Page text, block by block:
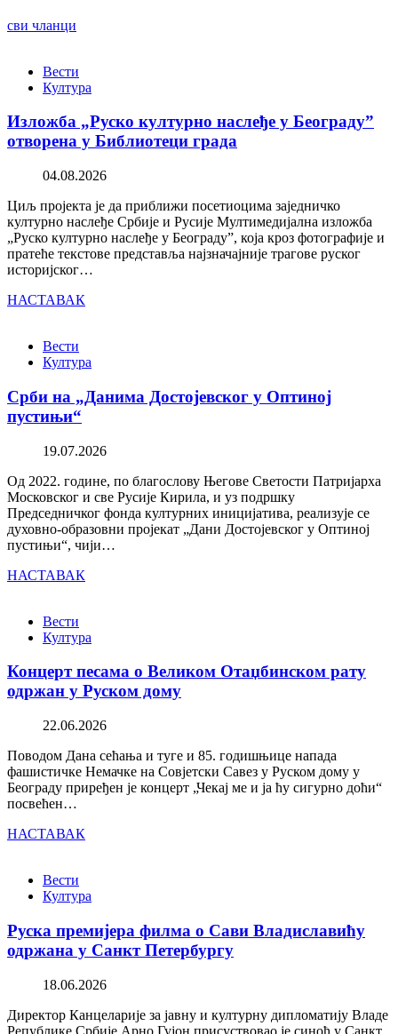
сви чланци
Вести
Култура
Изложба „Руско културно наслеђе у Београду”
отворена у Библиотеци града
04.08.2026
Циљ пројекта је да приближи посетиоцима заједничко
културно наслеђе Србије и Русије Мултимедијална изложба
„Руско културно наслеђе у Београду”, која кроз фотографије и
пратеће текстове представља најзначајније трагове руског
историјског…
НАСТАВАК
Вести
Култура
Срби на „Данима Достојевског у Оптиној
пустињи“
19.07.2026
Од 2022. године, по благослову Његове Светости Патријарха
Московског и све Русије Кирила, и уз подршку
Председничког фонда културних иницијатива, реализује се
духовно-образовни пројекат „Дани Достојевског у Оптиној
пустињи“, чији…
НАСТАВАК
Вести
Култура
Концерт песама о Великом Отаџбинском рату
одржан у Руском дому
22.06.2026
Поводом Дана сећања и туге и 85. годишњице напада
фашистичке Немачке на Совјетски Савез у Руском дому у
Београду приређен је концерт „Чекај ме и ја ћу сигурно доћи“
посвећен…
НАСТАВАК
Вести
Култура
Руска премијера филма о Сави Владиславићу
одржана у Санкт Петербургу
18.06.2026
Директор Канцеларије за јавну и културну дипломатију Владе
Републике Србије Арно Гујон присуствовао је синоћ у Санкт